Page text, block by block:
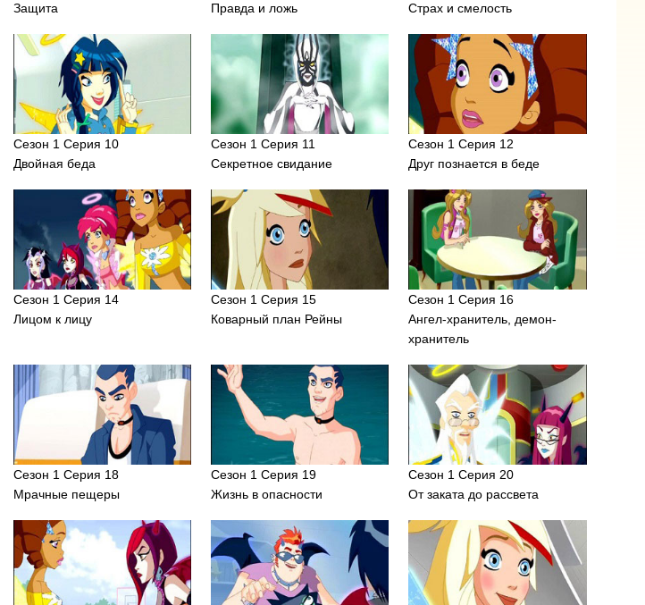
Защита
Правда и ложь
Страх и смелость
Сезон 1 Серия 10
Двойная беда
Сезон 1 Серия 11
Секретное свидание
Сезон 1 Серия 12
Друг познается в беде
Сезон 1 Серия 14
Лицом к лицу
Сезон 1 Серия 15
Коварный план Рейны
Сезон 1 Серия 16
Ангел-хранитель, демон-
хранитель
Сезон 1 Серия 18
Мрачные пещеры
Сезон 1 Серия 19
Жизнь в опасности
Сезон 1 Серия 20
От заката до рассвета